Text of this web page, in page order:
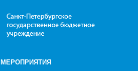
МЕРОПРИЯТИЯ